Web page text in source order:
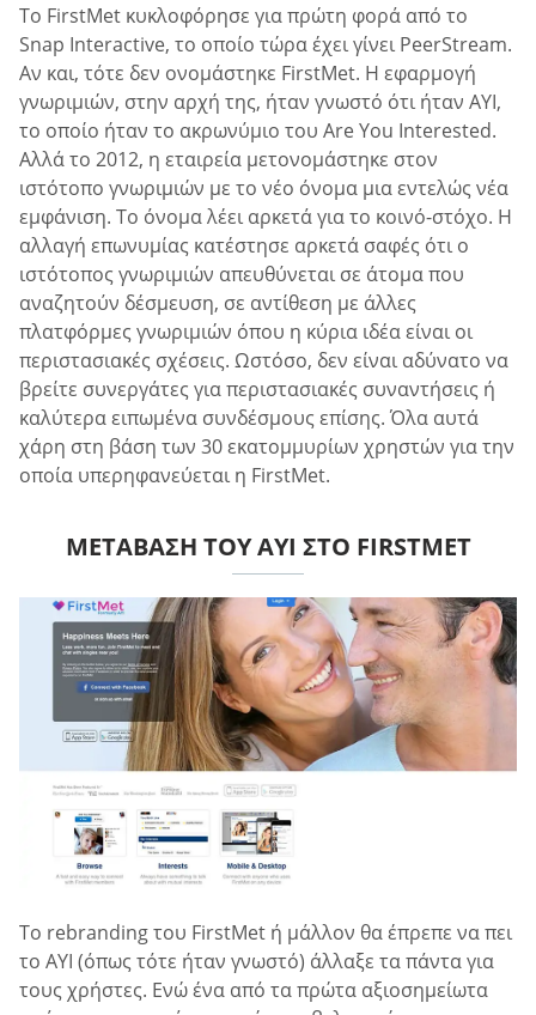
Το FirstMet κυκλοφόρησε για πρώτη φορά από το
Snap Interactive, το οποίο τώρα έχει γίνει PeerStream.
Αν και, τότε δεν ονομάστηκε FirstMet. Η εφαρμογή
γνωριμιών, στην αρχή της, ήταν γνωστό ότι ήταν AYI,
το οποίο ήταν το ακρωνύμιο του Are You Interested.
Αλλά το 2012, η εταιρεία μετονομάστηκε στον
ιστότοπο γνωριμιών με το νέο όνομα μια εντελώς νέα
εμφάνιση. Το όνομα λέει αρκετά για το κοινό-στόχο. Η
αλλαγή επωνυμίας κατέστησε αρκετά σαφές ότι ο
ιστότοπος γνωριμιών απευθύνεται σε άτομα που
αναζητούν δέσμευση, σε αντίθεση με άλλες
πλατφόρμες γνωριμιών όπου η κύρια ιδέα είναι οι
περιστασιακές σχέσεις. Ωστόσο, δεν είναι αδύνατο να
βρείτε συνεργάτες για περιστασιακές συναντήσεις ή
καλύτερα ειπωμένα συνδέσμους επίσης. Όλα αυτά
χάρη στη βάση των 30 εκατομμυρίων χρηστών για την
οποία υπερηφανεύεται η FirstMet.
ΜΕΤΆΒΑΣΗ ΤΟΥ AYI ΣΤΟ FIRSTMET
Το rebranding του FirstMet ή μάλλον θα έπρεπε να πει
το AYI (όπως τότε ήταν γνωστό) άλλαξε τα πάντα για
τους χρήστες. Ενώ ένα από τα πρώτα αξιοσημείωτα